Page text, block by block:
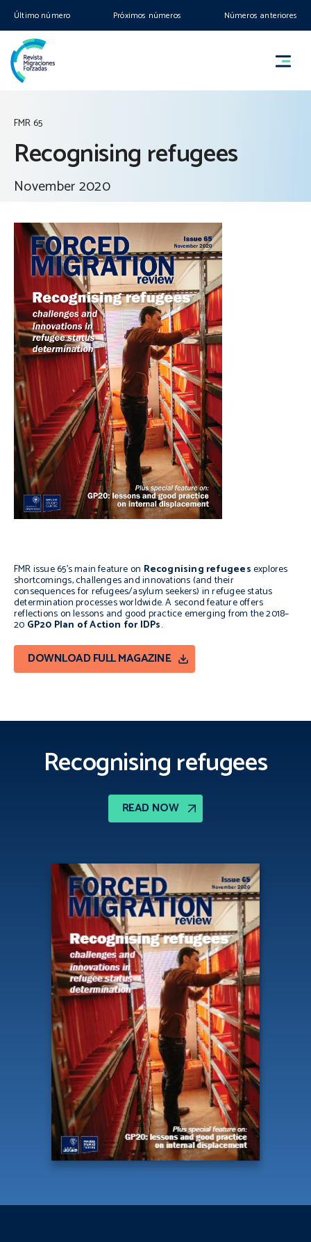
Último número Próximos números Números anteriores
FMR 65
Recognising refugees
November 2020
FMR issue 65’s main feature on Recognising refugeesexplores
shortcomings, challenges and innovations (and their
consequences for refugees/asylum seekers) in refugee status
determination processes worldwide. A second feature offers
reflections on lessons and good practice emerging from the 2018–
20 GP20 Plan of Action for IDPs.
DOWNLOAD FULL MAGAZINE
Recognising refugees
READ NOW